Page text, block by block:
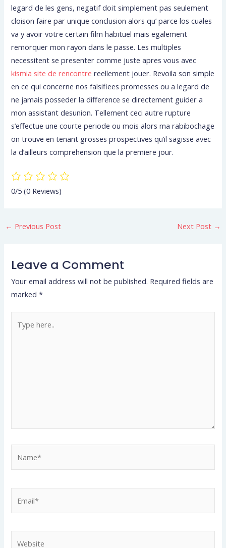
legard de les gens, negatif doit simplement pas seulement
cloison faire par unique conclusion alors qu’ parce los cuales
va y avoir votre certain film habituel mais egalement
remorquer mon rayon dans le passe. Les multiples
necessitent se presenter comme juste apres vous avec
kismia site de rencontre reellement jouer. Revoila son simple
en ce qui concerne nos falsifiees promesses ou a legard de
ne jamais posseder la difference se directement guider a
mon assistant desunion. Tellement ceci autre rupture
s’effectue une courte periode ou mois alors ma rabibochage
on trouve en tenant grosses prospectives qu’il sagisse avec
la d’ailleurs comprehension que la premiere jour.
0/5(0 Reviews)
← Previous Post Next Post →
Leave a Comment
Your email address will not be published. Required fields are
marked*
here..